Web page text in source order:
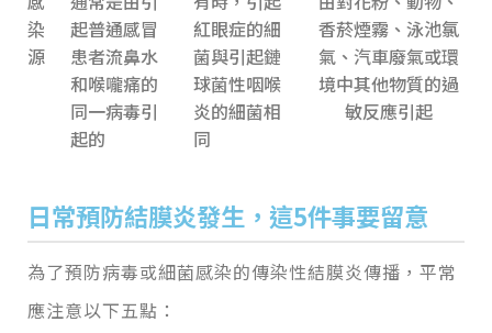
染
源
起普通感冒
患者流鼻水
和喉嚨痛的
同一病毒引
起的
紅眼症的細
菌與引起鏈
球菌性咽喉
炎的細菌相
同
香菸煙霧、泳池氯
氣、汽車廢氣或環
境中其他物質的過
敏反應引起
日常預防結膜炎發生，這5件事要留意
為了預防病毒或細菌感染的傳染性結膜炎傳播，平常
應注意以下五點：